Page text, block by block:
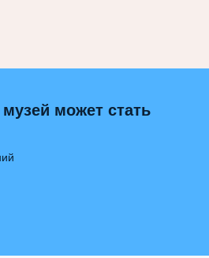
музей может стать